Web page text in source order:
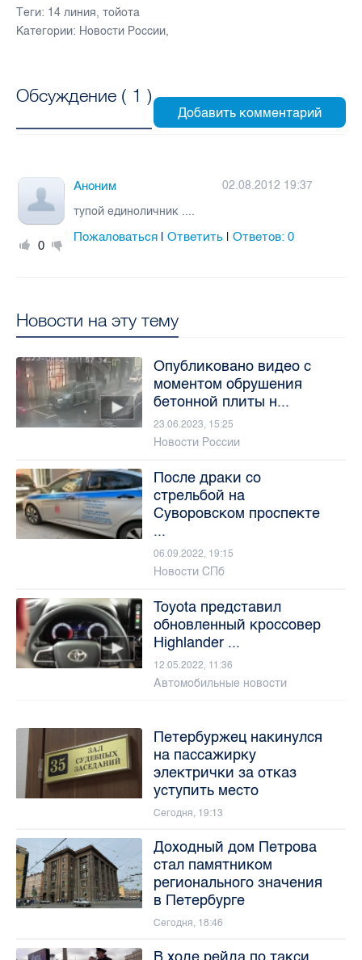
Теги: 14 линия, тойота
Категории: Новости России,
Обсуждение ( 1 )
0
Аноним
02.08.2012 19:37
тупой единоличник ....
Пожаловаться |Ответить |Ответов:0
Новости на эту тему
Опубликовано видео с
моментом обрушения
бетонной плиты н...
23.06.2023, 15:25
Новости России
После драки со
стрельбой на
Суворовском проспекте
...
06.09.2022, 19:15
Новости СПб
Toyota представил
обновленный кроссовер
Highlander ...
12.05.2022, 11:36
Автомобильные новости
Петербуржец накинулся
на пассажирку
электрички за отказ
уступить место
Сегодня, 19:13
Доходный дом Петрова
стал памятником
регионального значения
в Петербурге
Сегодня, 18:46